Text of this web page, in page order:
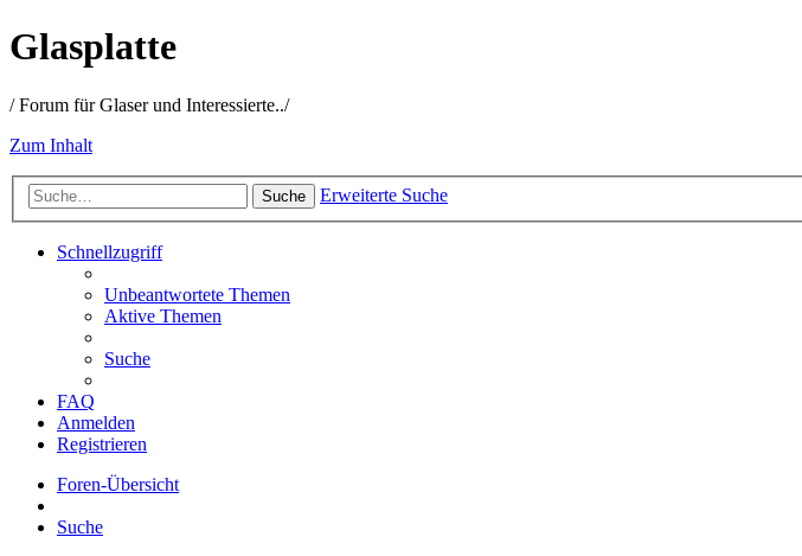
Glasplatte
/ Forum für Glaser und Interessierte../
Zum Inhalt
Suche Erweiterte Suche
Schnellzugriff
Unbeantwortete Themen
Aktive Themen
Suche
FAQ
Anmelden
Registrieren
Foren-Übersicht
Suche